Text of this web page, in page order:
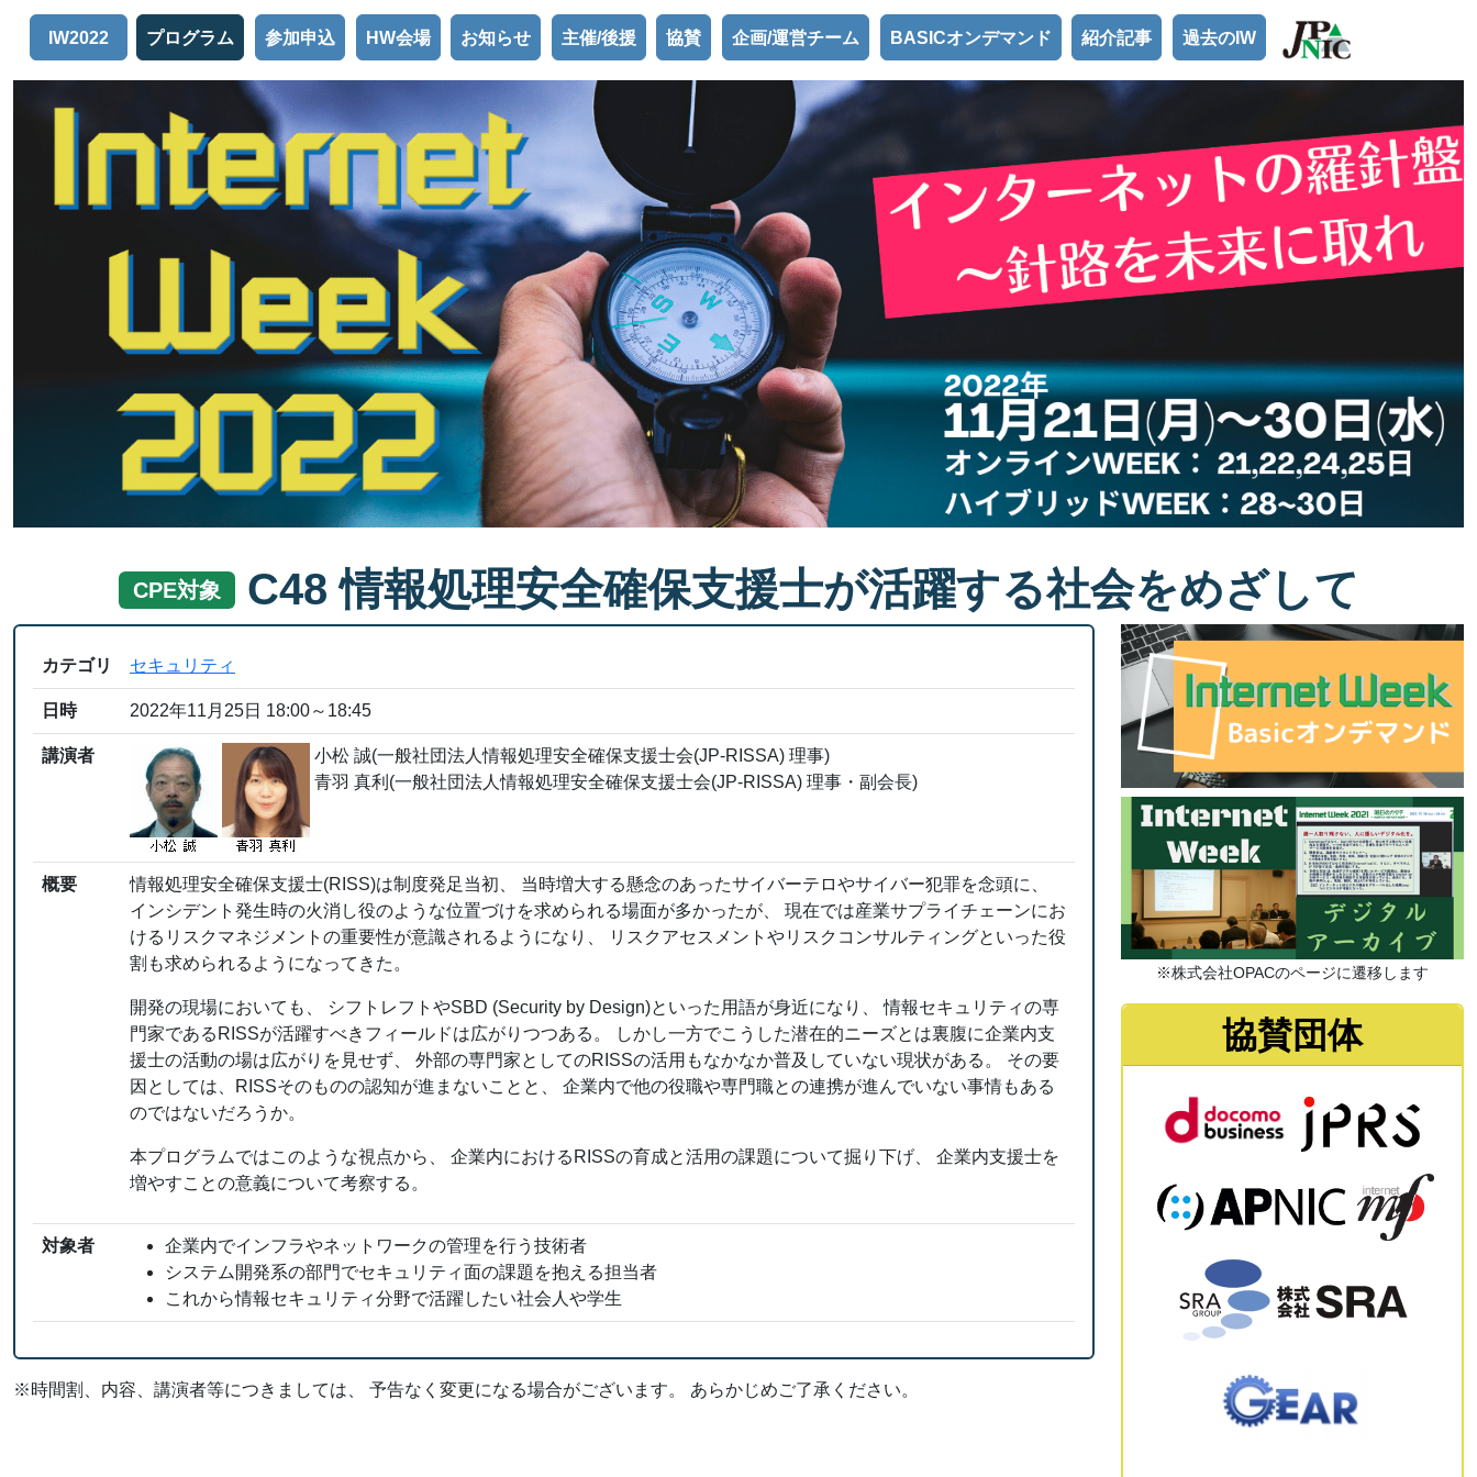
IW2022 プログラム 参加申込 HW会場 お知らせ 主催/後援 協賛 企画/運営チーム BASICオンデマンド 紹介記事 過去のIW
CPE対象 C48 情報処理安全確保支援士が活躍する社会をめざして
カテゴリ セキュリティ
日時 2022年11月25日 18:00～18:45
講演者
小松 誠(一般社団法人情報処理安全確保支援士会(JP-RISSA) 理事)
青羽 真利(一般社団法人情報処理安全確保支援士会(JP-RISSA) 理事・副会長)
概要
情報処理安全確保支援士(RISS)は制度発足当初、 当時増大する懸念のあったサイバーテロやサイバー犯罪を念頭に、
インシデント発生時の火消し役のような位置づけを求められる場面が多かったが、 現在では産業サプライチェーンにお
けるリスクマネジメントの重要性が意識されるようになり、 リスクアセスメントやリスクコンサルティングといった役
割も求められるようになってきた。
開発の現場においても、 シフトレフトやSBD (Security by Design)といった用語が身近になり、 情報セキュリティの専
門家であるRISSが活躍すべきフィールドは広がりつつある。 しかし一方でこうした潜在的ニーズとは裏腹に企業内支
援士の活動の場は広がりを見せず、 外部の専門家としてのRISSの活用もなかなか普及していない現状がある。 その要
因としては、RISSそのものの認知が進まないことと、 企業内で他の役職や専門職との連携が進んでいない事情もある
のではないだろうか。
本プログラムではこのような視点から、 企業内におけるRISSの育成と活用の課題について掘り下げ、 企業内支援士を
増やすことの意義について考察する。
対象者
企業内でインフラやネットワークの管理を行う技術者
システム開発系の部門でセキュリティ面の課題を抱える担当者
これから情報セキュリティ分野で活躍したい社会人や学生
※時間割、内容、講演者等につきましては、 予告なく変更になる場合がございます。 あらかじめご了承ください。
※株式会社OPACのページに遷移します
協賛団体